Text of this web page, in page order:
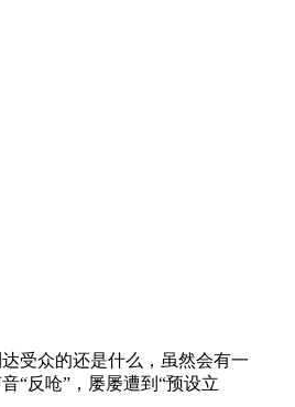
受众的还是什么，虽然会有一
“反呛”，屡屡遭到“预设立